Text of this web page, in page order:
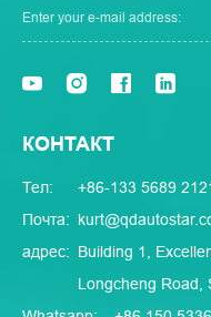
КОНТАКТ
Тел:
+86-133 5689
Почта:
адрес: Building 1,
Longcheng Road,